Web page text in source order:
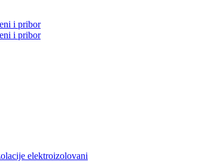
i pribor
i pribor
elektroizolovani